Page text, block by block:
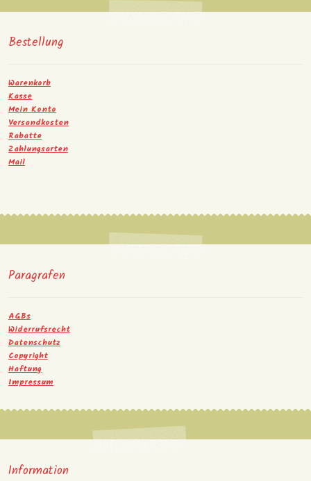
Bestellung
Warenkorb
Kasse
Mein Konto
Versandkosten
Rabatte
Zahlungsarten
Mail
Paragrafen
AGBs
Widerrufsrecht
Datenschutz
Copyright
Haftung
Impressum
Information